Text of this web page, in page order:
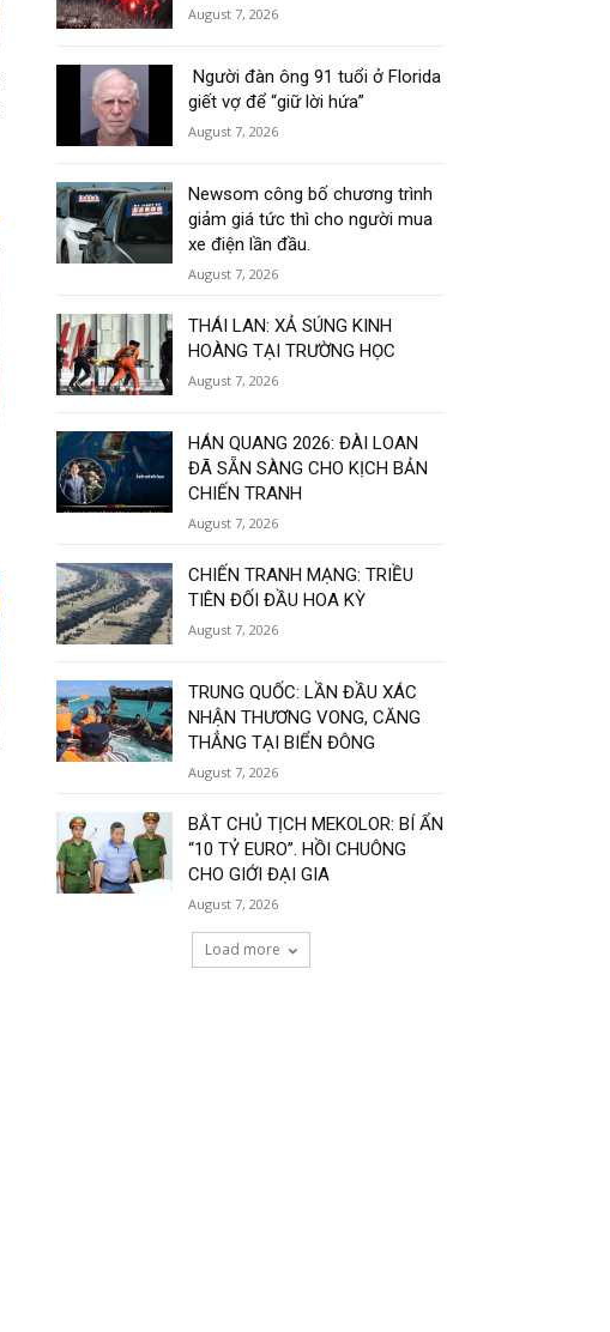
August 7, 2026
Người đàn ông 91 tuổi ở Florida
giết vợ để “giữ lời hứa”
August 7, 2026
Newsom công bố chương trình
giảm giá tức thì cho người mua
xe điện lần đầu.
August 7, 2026
THÁI LAN: XẢ SÚNG KINH
HOÀNG TẠI TRƯỜNG HỌC
August 7, 2026
HÁN QUANG 2026: ĐÀI LOAN
ĐÃ SẴN SÀNG CHO KỊCH BẢN
CHIẾN TRANH
August 7, 2026
CHIẾN TRANH MẠNG: TRIỀU
TIÊN ĐỐI ĐẦU HOA KỲ
August 7, 2026
TRUNG QUỐC: LẦN ĐẦU XÁC
NHẬN THƯƠNG VONG, CĂNG
THẲNG TẠI BIỂN ĐÔNG
August 7, 2026
BẮT CHỦ TỊCH MEKOLOR: BÍ ẨN
“10 TỶ EURO”. HỒI CHUÔNG
CHO GIỚI ĐẠI GIA
August 7, 2026
Load more